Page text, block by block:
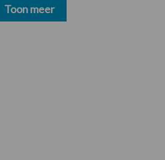
betalen
Toon meer